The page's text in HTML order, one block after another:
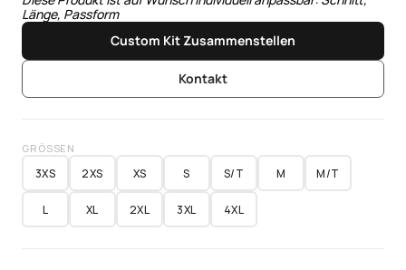
Länge, Passform
Custom Kit Zusammenstellen
Kontakt
GRÖSSEN
3XS 2XS XS S S/T M M/T
L XL 2XL 3XL 4XL